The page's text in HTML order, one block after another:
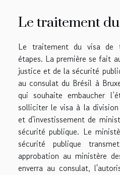
Le traitement
Le traitement du visa
étapes. La première se fait
justice et de la sécurité
au consulat du Brésil à
qui souhaite embaucher
solliciter le visa à la
et d'investissement de
sécurité publique. Le
sécurité publique
approbation au ministère
enverra au consulat,